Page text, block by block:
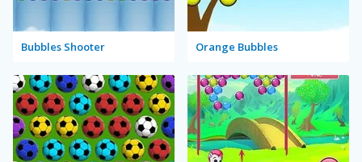
Bubbles Shooter Orange Bubbles